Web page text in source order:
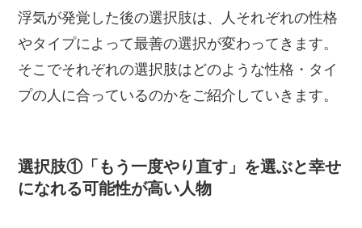
浮気が発覚した後の選択肢は、人それぞれの性格
やタイプによって最善の選択が変わってきます。
そこでそれぞれの選択肢はどのような性格・タイ
プの人に合っているのかをご紹介していきます。
選択肢①「もう一度やり直す」を選ぶと幸せ
になれる可能性が高い人物